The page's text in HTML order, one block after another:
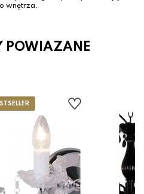
wnętrza.
POWIAZANE